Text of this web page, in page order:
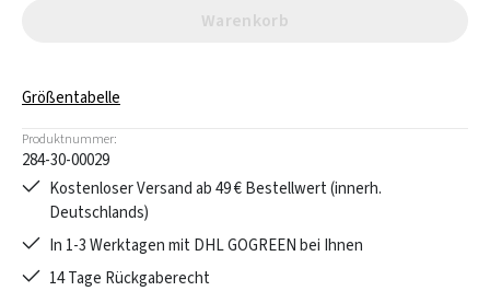
Warenkorb
Größentabelle
Produktnummer:
284-30-00029
Kostenloser Versand ab 49 € Bestellwert (innerh.
Deutschlands)
In 1-3 Werktagen mit DHL GOGREEN bei Ihnen
14 Tage Rückgaberecht